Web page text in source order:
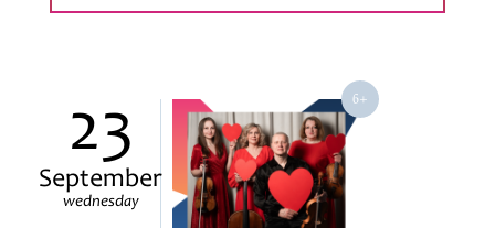
23
September
wednesday